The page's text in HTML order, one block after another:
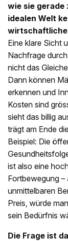
wie sie gerade
idealen Welt
Eine klare Sicht
Nachfrage
nicht das
Dann können
erkennen und
Kosten sind
sieht das billig
trägt am Ende
Beispiel: Die
ist also eine
Fortbewegung –
unmittelbaren
Preis, würde
sein Bedürfnis
Die Frage ist